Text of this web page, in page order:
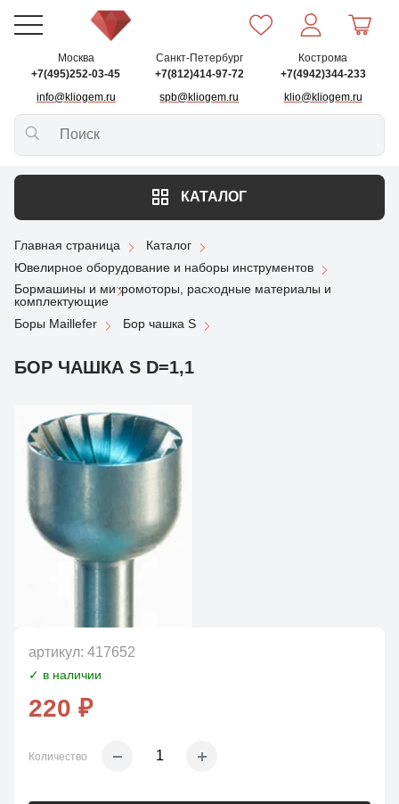
Москва
+7(495)252-03-45
info@kliogem.ru
Санкт-Петербург
+7(812)414-97-72
spb@kliogem.ru
Кострома
+7(4942)344-233
klio@kliogem.ru
КАТАЛОГ
Главная страница
Каталог
Ювелирное оборудование и наборы инструментов
Бормашины и микромоторы, расходные материалы и
комплектующие
Боры Maillefer
Бор чашка S
БОР ЧАШКА S D=1,1
артикул: 417652
✓ в наличии
220 ₽
Количество